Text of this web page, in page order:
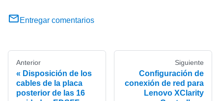
Entregar comentarios
Anterior
Disposición de los
cables de la placa
posterior de las 16
Siguiente
Configuración de
conexión de red para
Lenovo XClarity